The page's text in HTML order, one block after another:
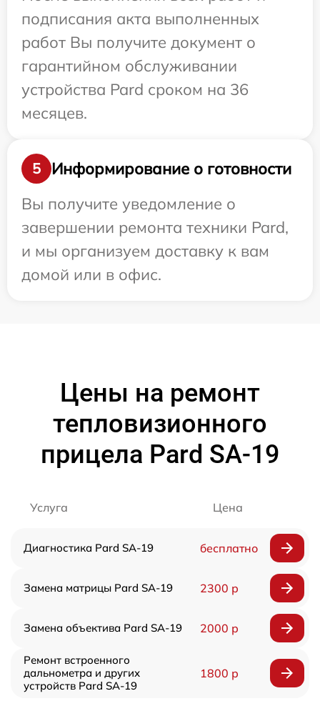
подписания акта выполненных
работ Вы получите документ о
гарантийном обслуживании
устройства Pard сроком на 36
месяцев.
5
Информирование о готовности
Вы получите уведомление о
завершении ремонта техники Pard,
и мы организуем доставку к вам
домой или в офис.
Цены на ремонт
тепловизионного
прицела Pard SA-19
Услуга Цена
Диагностика Pard SA-19 бесплатно
Замена матрицы Pard SA-19 2300 р
Замена объектива Pard SA-19 2000 р
Ремонт встроенного
дальнометра и других
устройств Pard SA-19
1800 р